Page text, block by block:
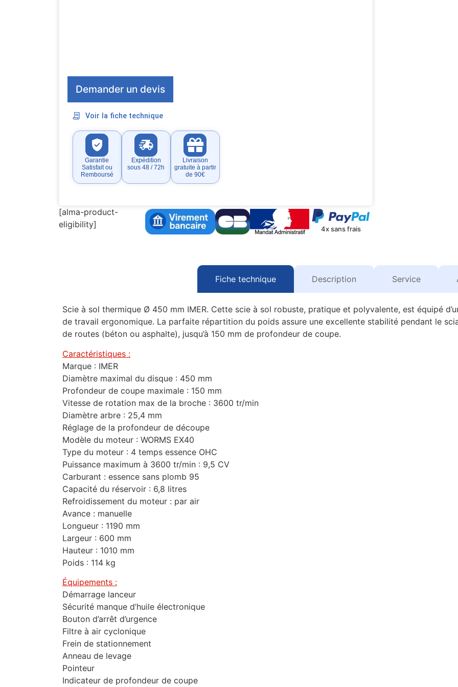
Demander un devis
Voir la fiche technique
Garantie
Satisfait ou
Remboursé
Expédition
sous 48 / 72h
Livraison
gratuite à partir
de 90€
[alma-product-
eligibility]
4x sans frais
Fiche technique Description Service
Scie à sol thermique Ø 450 mm IMER. Cette scie à sol robuste, pratique et polyvalente, est équipé
de travail ergonomique. La parfaite répartition du poids assure une excellente stabilité pendant le
de routes (béton ou asphalte), jusqu’à 150 mm de profondeur de coupe.
Caractéristiques :
Marque : IMER
Diamètre maximal du disque : 450 mm
Profondeur de coupe maximale : 150 mm
Vitesse de rotation max de la broche : 3600 tr/min
Diamètre arbre : 25,4 mm
Réglage de la profondeur de découpe
Modèle du moteur : WORMS EX40
Type du moteur : 4 temps essence OHC
Puissance maximum à 3600 tr/min : 9,5 CV
Carburant : essence sans plomb 95
Capacité du réservoir : 6,8 litres
Refroidissement du moteur : par air
Avance : manuelle
Longueur : 1190 mm
Largeur : 600 mm
Hauteur : 1010 mm
Poids : 114 kg
Équipements :
Démarrage lanceur
Sécurité manque d’huile électronique
Bouton d’arrêt d’urgence
Filtre à air cyclonique
Frein de stationnement
Anneau de levage
Pointeur
Indicateur de profondeur de coupe